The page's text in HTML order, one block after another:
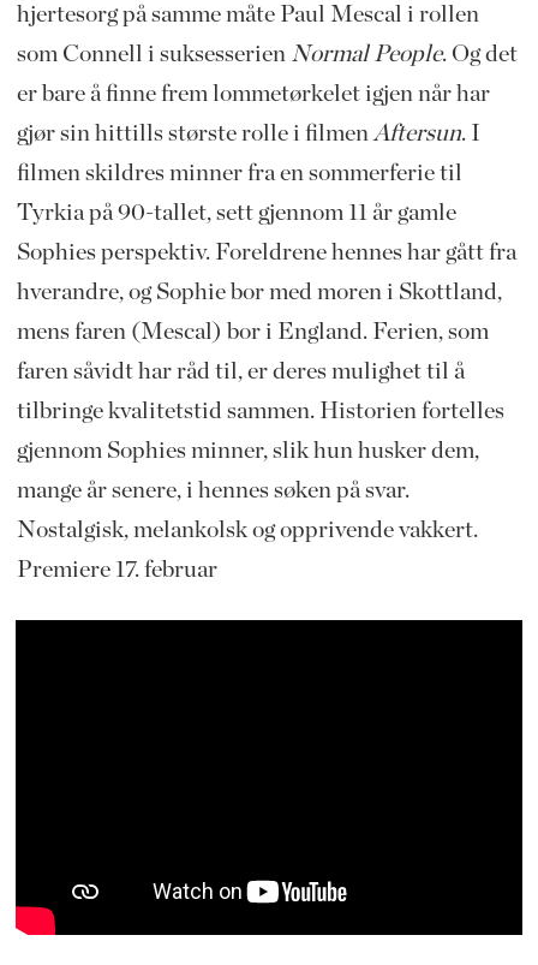
hjertesorg på samme måte Paul Mescal i rollen
som Connell i suksesserien Normal People. Og det
er bare å finne frem lommetørkelet igjen når har
gjør sin hittills største rolle i filmen Aftersun. I
filmen skildres minner fra en sommerferie til
Tyrkia på 90-tallet, sett gjennom 11 år gamle
Sophies perspektiv. Foreldrene hennes har gått fra
hverandre, og Sophie bor med moren i Skottland,
mens faren (Mescal) bor i England. Ferien, som
faren såvidt har råd til, er deres mulighet til å
tilbringe kvalitetstid sammen. Historien fortelles
gjennom Sophies minner, slik hun husker dem,
mange år senere, i hennes søken på svar.
Nostalgisk, melankolsk og opprivende vakkert.
Premiere 17. februar